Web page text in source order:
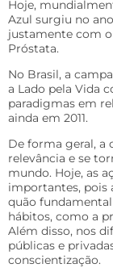
Hoje,
Azul surgiu no
justamente com
Próstata.
No Brasil, a
a Lado pela Vida
paradigmas em
ainda em 2011.
De forma geral, a
relevância e se
mundo. Hoje, as
importantes, pois
quão
hábitos, como a
Além disso, nos
públicas e
conscientização.